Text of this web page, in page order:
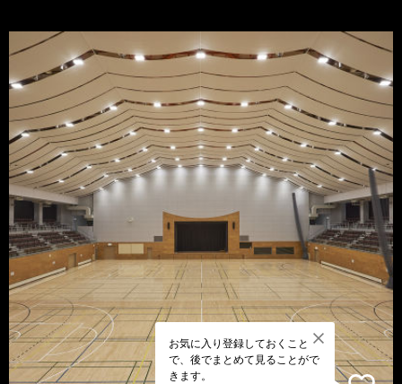
お気に入り登録しておくこと
で、後でまとめて見ることがで
きます。